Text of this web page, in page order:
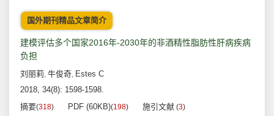
国外期刊精品文章简介
建模评估多个国家2016年-2030年的非酒精性脂肪性肝病疾病
负担
刘丽莉, 牛俊奇, Estes C
2018, 34(8): 1598-1598.
摘要(318) PDF (60KB)(198) 施引文献 (3)